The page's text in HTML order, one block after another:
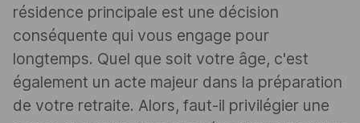
résidence principale est une décision
conséquente qui vous engage pour
longtemps. Quel que soit votre âge, c'est
également un acte majeur dans la préparation
de votre retraite. Alors, faut-il privilégier une